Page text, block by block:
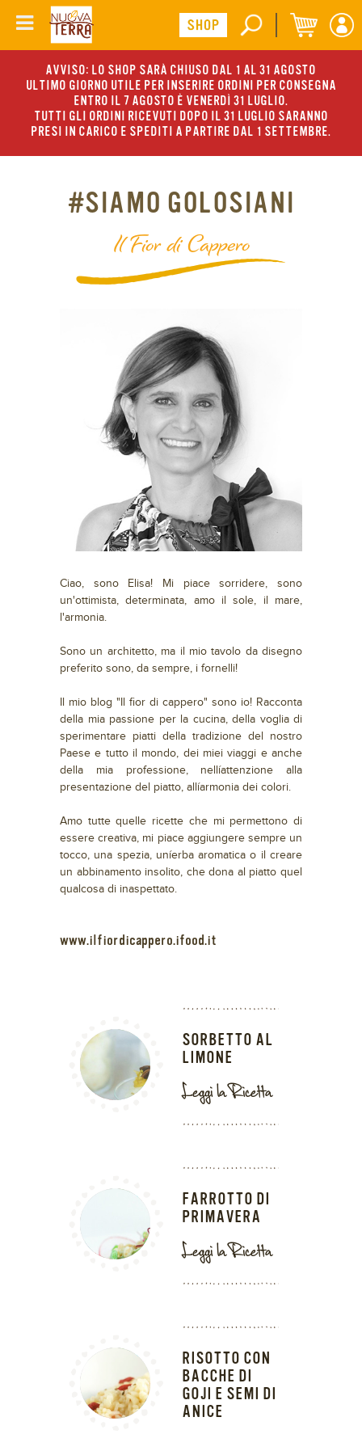
AVVISO: LO SHOP SARÀ CHIUSO DAL 1 AL 31 AGOSTO
ULTIMO GIORNO UTILE PER INSERIRE ORDINI PER CONSEGNA
ENTRO IL 7 AGOSTO È VENERDÌ 31 LUGLIO.
TUTTI GLI ORDINI RICEVUTI DOPO IL 31 LUGLIO SARANNO
PRESI IN CARICO E SPEDITI A PARTIRE DAL 1 SETTEMBRE.
#SIAMO GOLOSIANI
Il Fior di Cappero
Ciao, sono Elisa! Mi piace sorridere, sono
un'ottimista, determinata, amo il sole, il mare,
l'armonia.
Sono un architetto, ma il mio tavolo da disegno
preferito sono, da sempre, i fornelli!
Il mio blog "Il fior di cappero" sono io! Racconta
della mia passione per la cucina, della voglia di
sperimentare piatti della tradizione del nostro
Paese e tutto il mondo, dei miei viaggi e anche
della mia professione, nellíattenzione alla
presentazione del piatto, allíarmonia dei colori.
Amo tutte quelle ricette che mi permettono di
essere creativa, mi piace aggiungere sempre un
tocco, una spezia, uníerba aromatica o il creare
un abbinamento insolito, che dona al piatto quel
qualcosa di inaspettato.
www.ilfiordicappero.ifood.it
SORBETTO AL
LIMONE
Leggi la Ricetta
FARROTTO DI
PRIMAVERA
Leggi la Ricetta
RISOTTO CON
BACCHE DI
GOJI E SEMI DI
ANICE